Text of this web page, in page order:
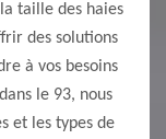
taille des haies
des solutions
à vos besoins
le 93, nous
et les types de